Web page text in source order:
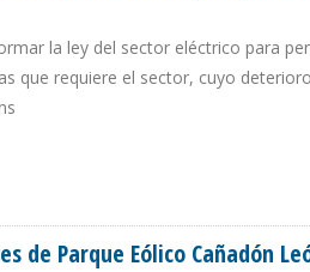
la ley del sector eléctrico para
que requiere el sector, cuyo
de Parque Eólico Cañadón